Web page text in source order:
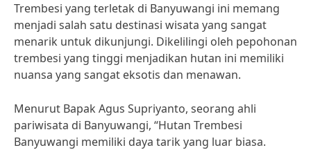
Trembesi yang terletak di Banyuwangi ini memang
menjadi salah satu destinasi wisata yang sangat
menarik untuk dikunjungi. Dikelilingi oleh pepohonan
trembesi yang tinggi menjadikan hutan ini memiliki
nuansa yang sangat eksotis dan menawan.
Menurut Bapak Agus Supriyanto, seorang ahli
pariwisata di Banyuwangi, “Hutan Trembesi
Banyuwangi memiliki daya tarik yang luar biasa.